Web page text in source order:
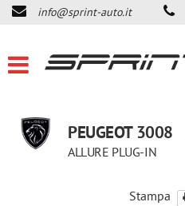
HOME
LISTA VEICOLI
ACQUISTIAMO USATO
info@sprint-auto.it
PEUGEOT 3008
ALLURE PLUG-IN
Stampa